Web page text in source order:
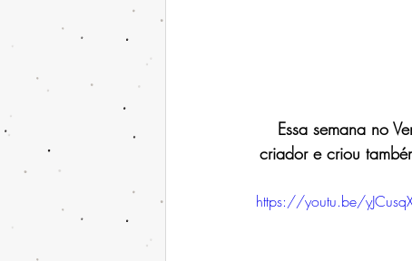
Essa semana no
criador e criou
https://youtu.be/